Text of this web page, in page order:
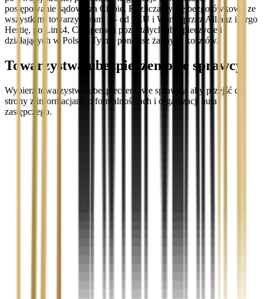
postępowanie sądowe za Ciebie. Rozliczamy się bezgotówkowo ze
wszystkimi towarzystwami — od PZU i Warty, przez Allianz i Ergo
Hestię, po Link4, Compensę i pozostałych ubezpieczycieli
działających w Polsce. Ty nie ponosisz żadnych kosztów.
Towarzystwa ubezpieczeniowe sprawcy
Wybierz towarzystwo ubezpieczeniowe sprawcy, aby przejść do
strony z informacjami o formalnościach i organizacji auta
zastępczego.